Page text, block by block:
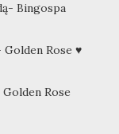
Bingospa
Rose ♥
Rose